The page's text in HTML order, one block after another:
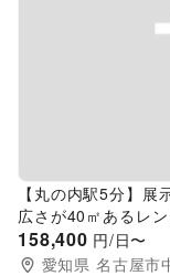
Previous
【丸の内駅5分】
広さが40㎡あるレ
158,400 円/日〜
愛知県 名古屋市